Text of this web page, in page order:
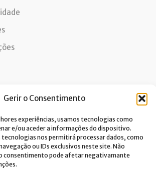
Gerir o Consentimento
experiências, usamos tecnologias como
e/ou aceder a informações do dispositivo.
tecnologias nos permitirá processar dados, como
ou IDs exclusivos neste site. Não
consentimento pode afetar negativamante
ao tratamento de dados e aceito a
com a implementação do RGPD. Para
pessoais, precisamos do seu consentimento.